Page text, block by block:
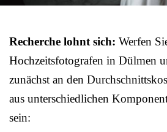
Recherche lohnt sich: Werfen
Hochzeitsfotografen in Dülmen
zunächst an den
aus unterschiedlichen
sein: